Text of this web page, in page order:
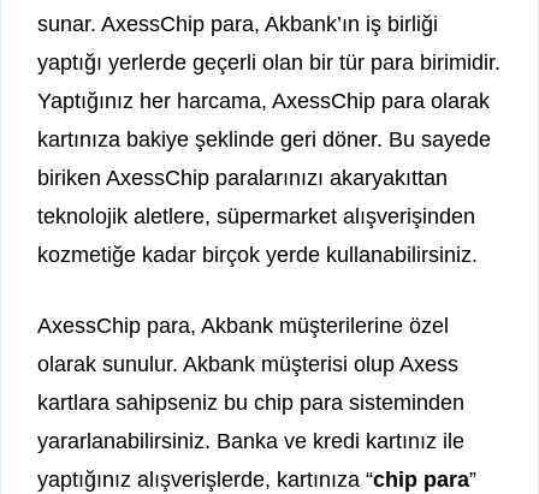
sunar. AxessChip para, Akbank’ın iş birliği
yaptığı yerlerde geçerli olan bir tür para birimidir.
Yaptığınız her harcama, AxessChip para olarak
kartınıza bakiye şeklinde geri döner. Bu sayede
biriken AxessChip paralarınızı akaryakıttan
teknolojik aletlere, süpermarket alışverişinden
kozmetiğe kadar birçok yerde kullanabilirsiniz.
AxessChip para, Akbank müşterilerine özel
olarak sunulur. Akbank müşterisi olup Axess
kartlara sahipseniz bu chip para sisteminden
yararlanabilirsiniz. Banka ve kredi kartınız ile
yaptığınız alışverişlerde, kartınıza “chip para”